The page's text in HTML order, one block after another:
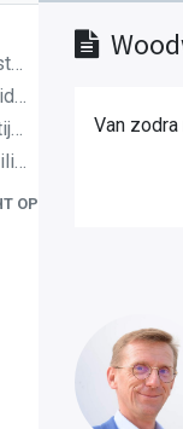
OP
Van